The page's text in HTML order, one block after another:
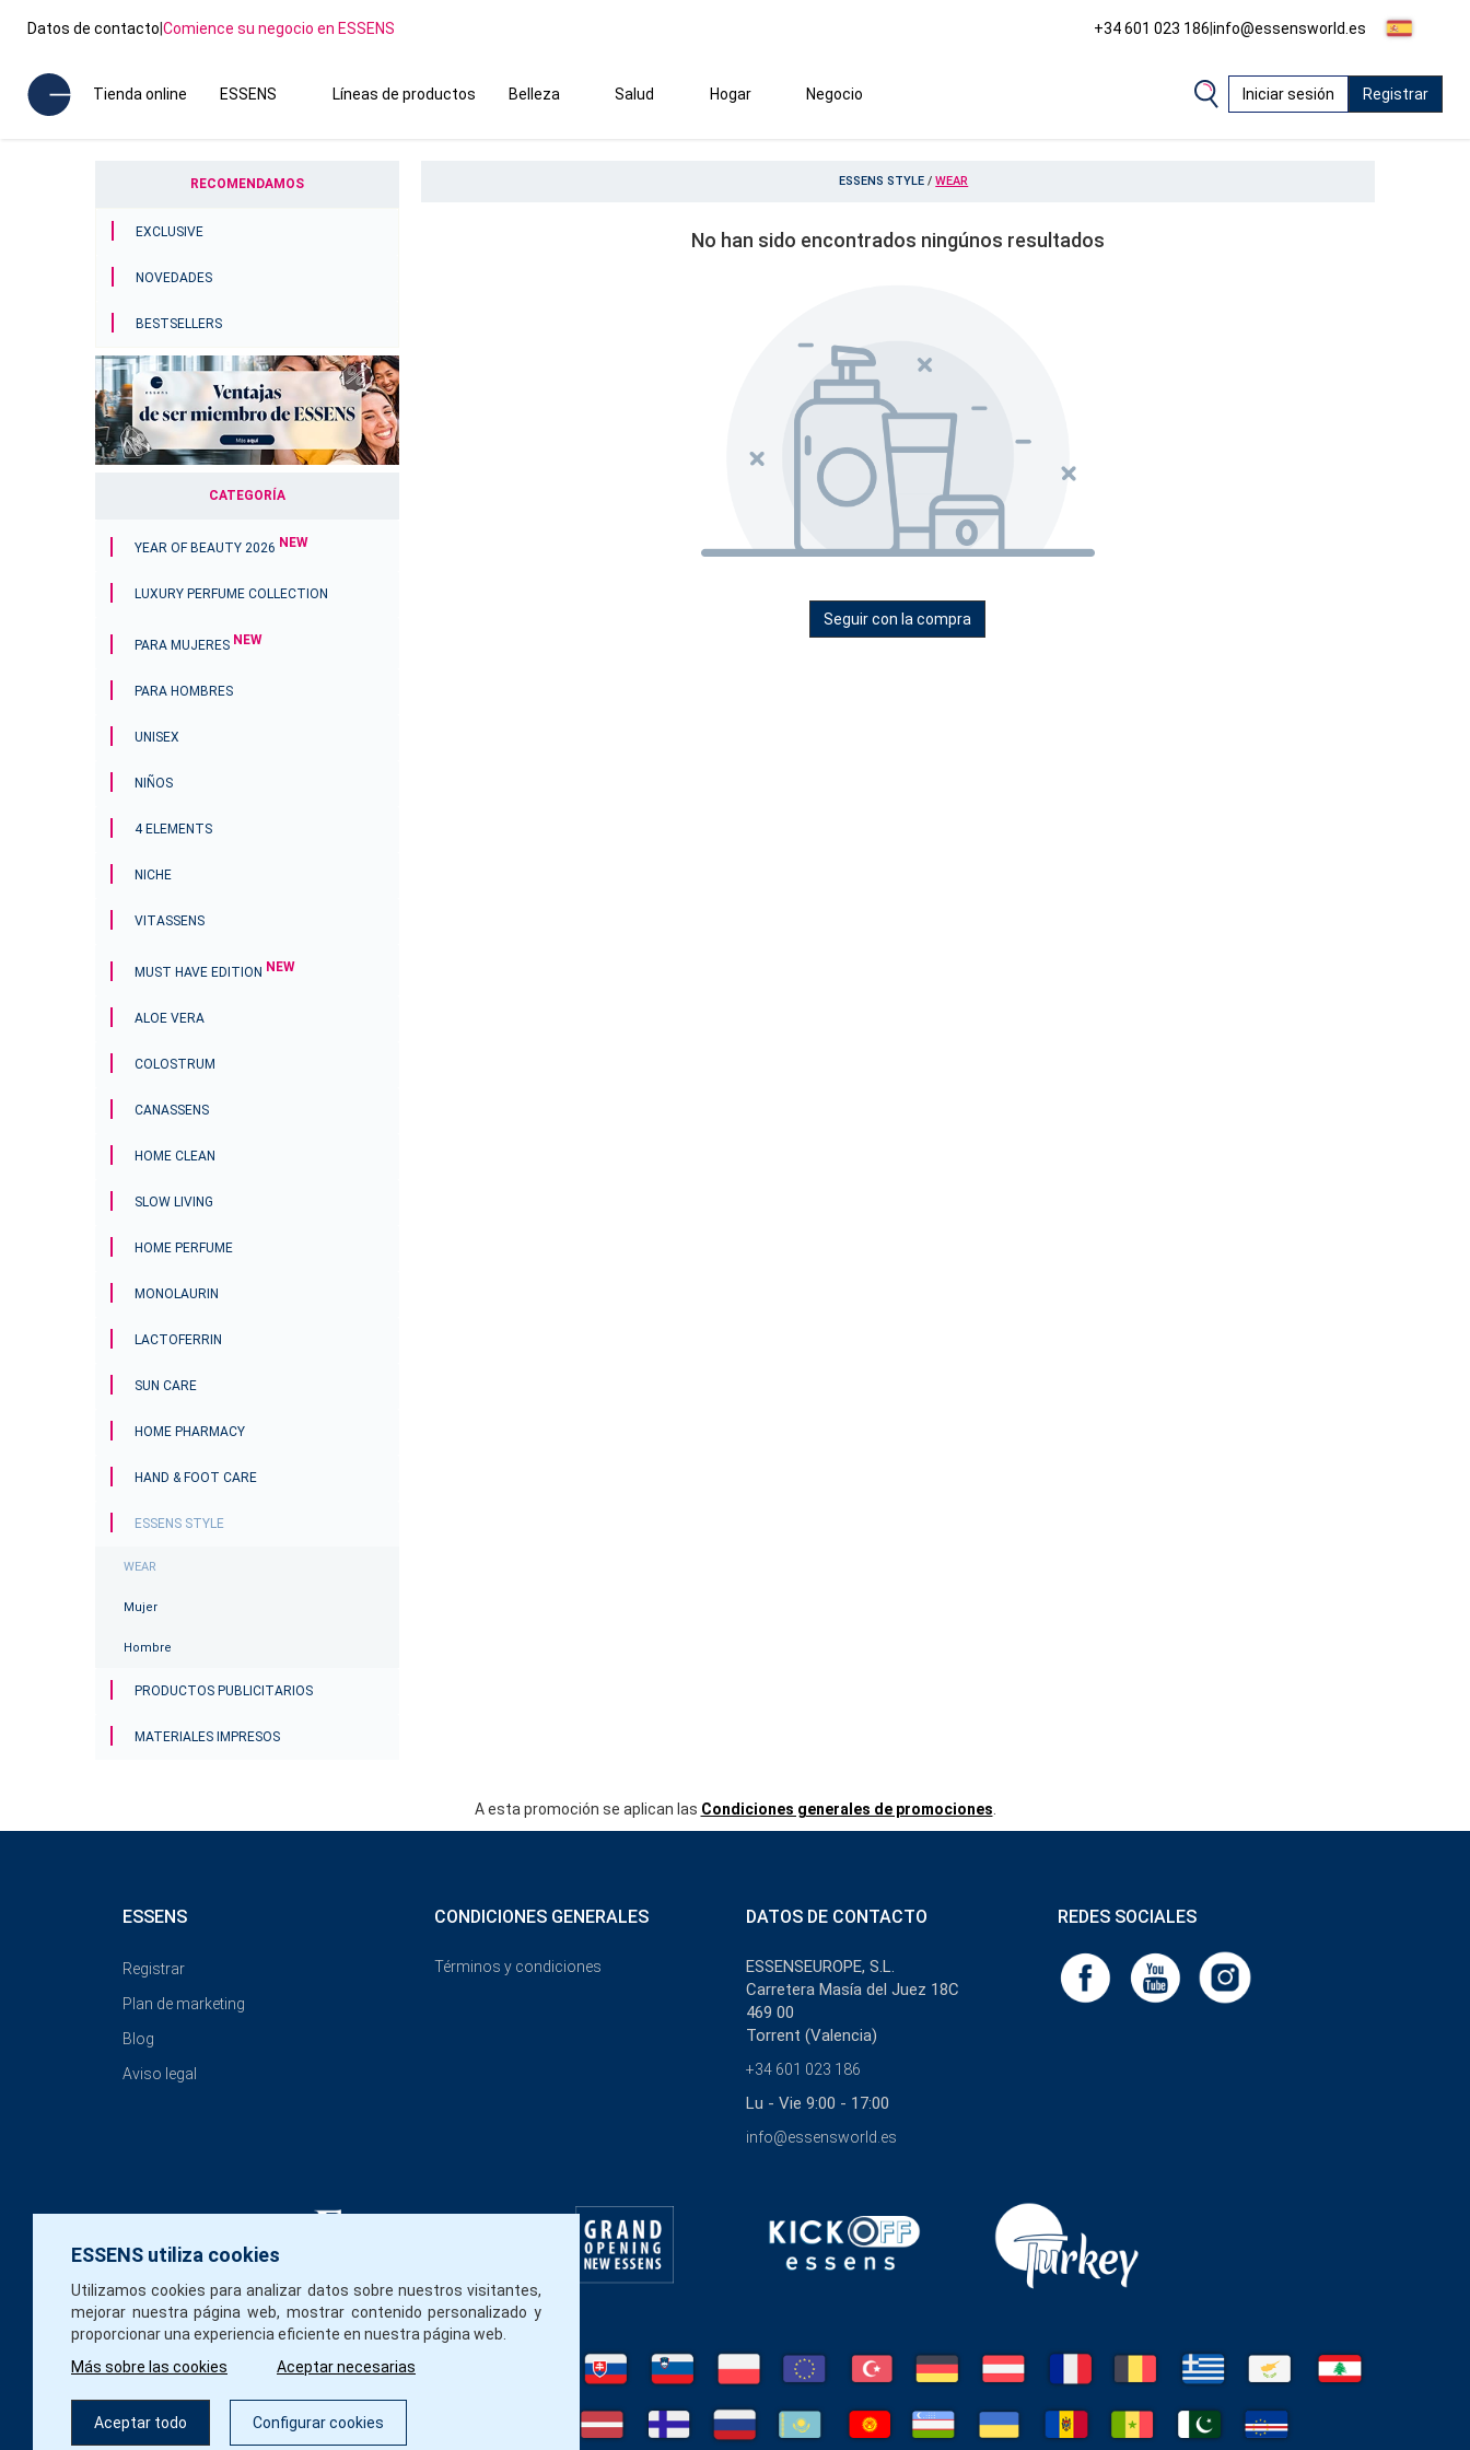
Datos de contacto|Comience su negocio en ESSENS +34 601 023 186|info@essensworld.es
Tienda online ESSENS Líneas de productos Belleza Salud Hogar Negocio Iniciar sesión Registrar
RECOMENDAMOS
EXCLUSIVE
NOVEDADES
BESTSELLERS
CATEGORÍA
YEAR OF BEAUTY 2026 NEW
LUXURY PERFUME COLLECTION
PARA MUJERES NEW
PARA HOMBRES
UNISEX
NIÑOS
4 ELEMENTS
NICHE
VITASSENS
MUST HAVE EDITION NEW
ALOE VERA
COLOSTRUM
CANASSENS
HOME CLEAN
SLOW LIVING
HOME PERFUME
MONOLAURIN
LACTOFERRIN
SUN CARE
HOME PHARMACY
HAND & FOOT CARE
ESSENS STYLE
WEAR
Mujer
Hombre
PRODUCTOS PUBLICITARIOS
MATERIALES IMPRESOS
ESSENS STYLE /WEAR
No han sido encontrados ningúnos resultados
Seguir con la compra
A esta promoción se aplican las Condiciones generales de promociones
ESSENS utiliza cookies
Utilizamos cookies para analizar datos sobre nuestros visitantes,
mejorar nuestra página web, mostrar contenido personalizado y
proporcionar una experiencia eficiente en nuestra página web.
Más sobre las cookies
Aceptar necesarias
Aceptar todo Configurar cookies
ESSENS
Registrar
Plan de marketing
Blog
Aviso legal
CONDICIONES GENERALES
Términos y condiciones
DATOS DE CONTACTO
ESSENSEUROPE, S.L.
Carretera Masía del Juez 18C
469 00
Torrent (Valencia)
+34 601 023 186
Lu - Vie 9:00 - 17:00
info@essensworld.es
REDES SOCIALES